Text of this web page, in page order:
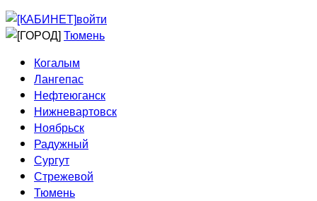
Домовые сети
войти
Тюмень
Когалым
Лангепас
Нефтеюганск
Нижневартовск
Ноябрьск
Радужный
Сургут
Стрежевой
Тюмень